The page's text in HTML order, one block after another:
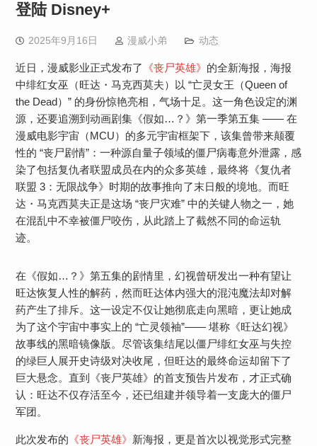
登陆 Disney+
2025年9月16日 漫威小弟 动态
近日，漫威影业正式发布了 《丧尸英雄》 的全新海报，海报
中绯红女巫（旺达・马克西莫夫）以 “亡灵女王（Queen of
the Dead）” 的身份惊艳亮相，气场十足。这一角色设定的渊
源，还要追溯到动画剧集《假如…？》第一季第五集 —— 在
漫威电影宇宙（MCU）的多元宇宙框架下，该集曾带来颠覆
性的 “丧尸剧情”：一种源自量子领域的僵尸病毒意外泄露，感
染了包括复仇者联盟成员在内的众多英雄，最终将《复仇者
联盟 3：无限战争》时期的故事推向了末日般的境地。而旺
达・马克西莫夫正是这场 “丧尸灾难” 中的关键人物之一，她
在混乱中不幸被僵尸咬伤，从此踏上了截然不同的命运轨
迹。
在《假如…？》第五集的剧情里，幻视曾研发出一种有望让
旺达恢复人性的解药，然而旺达体内强大的混沌魔法却对解
药产生了排斥。这一设定不仅让她彻底走向黑暗，更让她成
为了这个宇宙中事实上的 “亡灵领袖”—— 堪称《旺达幻视》
故事线的黑暗镜像版。尽管该集结尾以僵尸绯红女巫与失控
的绿巨人展开史诗级对决收尾，但旺达的最终命运却留下了
巨大悬念。直到《丧尸英雄》的首支预告片发布，才正式确
认：旺达不仅存活至今，还已组建并领导着一支庞大的僵尸
军团。
此次发布的 《丧尸英雄》 新海报，更是首次以视觉形式完整